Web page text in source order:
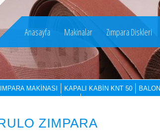
Anasayfa Makinalar Zımpara Diskleri
MAKİNASI KAPALI KABİN KNT 50
ZIMPARA